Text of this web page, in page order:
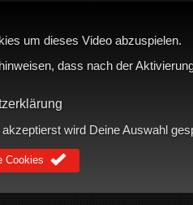
um dieses Video abzuspielen.
dass nach der
wird Deine Auswahl
Cookies